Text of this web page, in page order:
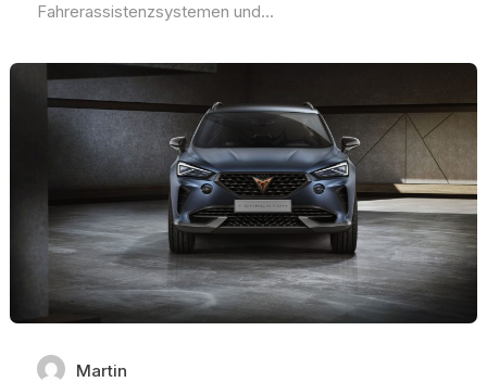
Fahrerassistenzsystemen und...
Martin